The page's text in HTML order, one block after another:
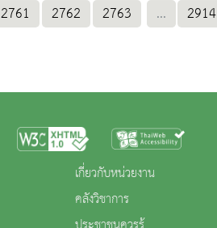
2761 2762 2763 ... 2914
เกี่ยวกับหน่วยงาน
คลังวิชาการ